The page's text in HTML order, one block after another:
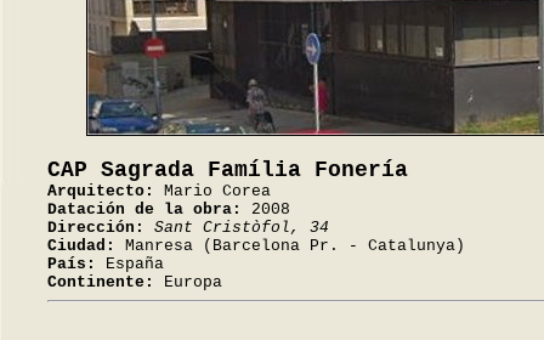
CAP Sagrada Família Fonería
Arquitecto:
Mario Corea
Datación de la obra:
2008
Dirección:
Sant Cristòfol, 34
Ciudad:
Manresa (Barcelona Pr. - Catalunya)
País:
España
Continente:
Europa